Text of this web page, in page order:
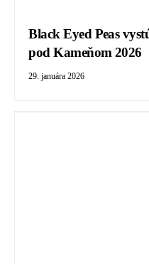
Black Eyed Peas
pod Kameňom 2026
29. januára 2026